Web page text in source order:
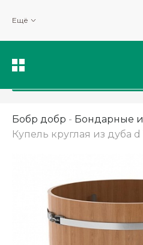
Ещё
Бобр добр - Бондарные
Купель круглая из дуба d
Мы используем файлы cookie и
для получения данных с целью
качества рекомендаций и
персонализированного